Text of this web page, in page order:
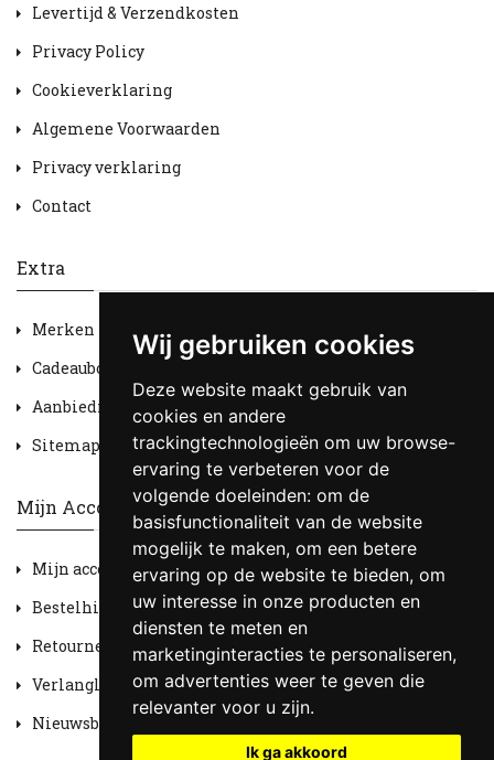
Wij gebruiken cookies
Deze website maakt gebruik van
cookies en andere
trackingtechnologieën om uw browse-
ervaring te verbeteren voor de
volgende doeleinden: om de
basisfunctionaliteit van de website
mogelijk te maken, om een betere
ervaring op de website te bieden, om
uw interesse in onze producten en
diensten te meten en
marketinginteracties te personaliseren,
om advertenties weer te geven die
relevanter voor u zijn.
Ik ga akkoord
Levertijd & Verzendkosten
Privacy Policy
Cookieverklaring
Algemene Voorwaarden
Privacy verklaring
Contact
Extra
Merken
Cadeaubon
Aanbiedingen
Sitemap
Mijn Account
Mijn account
Bestelhistorie
Retourneren
Verlanglijst
Nieuwsbrief